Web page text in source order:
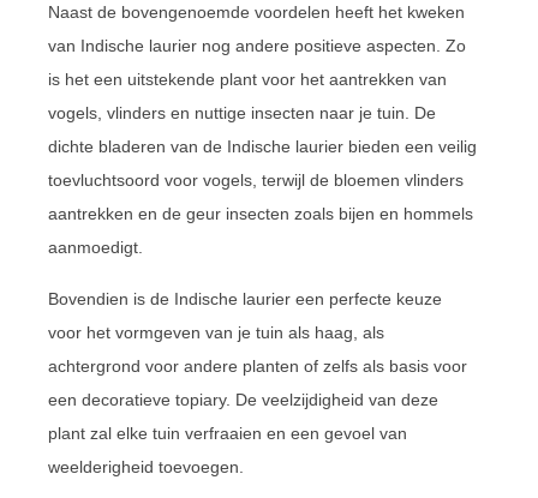
Naast de bovengenoemde voordelen heeft het kweken
van Indische laurier nog andere positieve aspecten. Zo
is het een uitstekende plant voor het aantrekken van
vogels, vlinders en nuttige insecten naar je tuin. De
dichte bladeren van de Indische laurier bieden een veilig
toevluchtsoord voor vogels, terwijl de bloemen vlinders
aantrekken en de geur insecten zoals bijen en hommels
aanmoedigt.
Bovendien is de Indische laurier een perfecte keuze
voor het vormgeven van je tuin als haag, als
achtergrond voor andere planten of zelfs als basis voor
een decoratieve topiary. De veelzijdigheid van deze
plant zal elke tuin verfraaien en een gevoel van
weelderigheid toevoegen.